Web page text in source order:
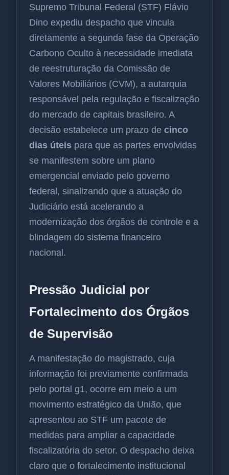
Supremo Tribunal Federal (STF) Flávio
Dino expediu despacho que vincula
diretamente a segunda fase da Operação
Carbono Oculto à necessidade imediata
de reestruturação da Comissão de
Valores Mobiliários (CVM), a autarquia
responsável pela regulação e fiscalização
do mercado de capitais brasileiro. A
decisão estabelece um prazo de cinco
dias úteis para que as partes envolvidas
se manifestem sobre um plano
emergencial enviado pelo governo
federal, sinalizando que a atuação do
Judiciário está acelerando a
modernização dos órgãos de controle e a
blindagem do sistema financeiro
nacional.
Pressão Judicial por
Fortalecimento dos Órgãos
de Supervisão
A manifestação do magistrado, cuja
informação foi previamente confirmada
pelo portal g1, ocorre em meio a um
movimento estratégico da União, que
apresentou ao STF um pacote de
medidas para ampliar a capacidade
fiscalizatória do setor. O despacho deixa
claro que o fortalecimento institucional